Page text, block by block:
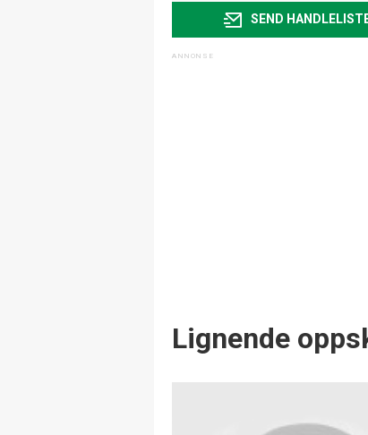
SEND
Lignende